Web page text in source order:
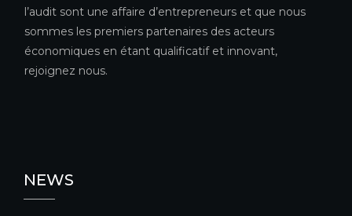
l’audit sont une affaire d’entrepreneurs et que nous
sommes les premiers partenaires des acteurs
économiques en étant qualificatif et innovant,
rejoignez nous.
NEWS